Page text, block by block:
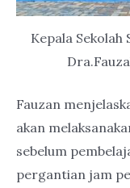
Kepala Sekolah
Fauzan
akan
sebelum
pergantian jam